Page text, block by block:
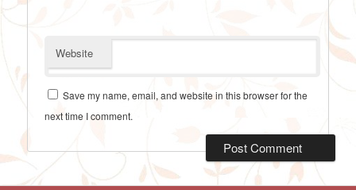
Website
Save my name, email, and website in this browser for the
next time I comment.